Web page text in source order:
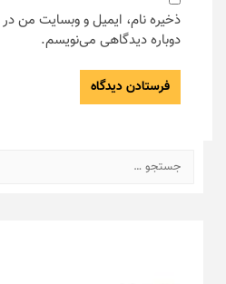
ذخیره نام، ایمیل و وبسایت من در
دوباره دیدگاهی می‌نویسم.
جستجو
برای: